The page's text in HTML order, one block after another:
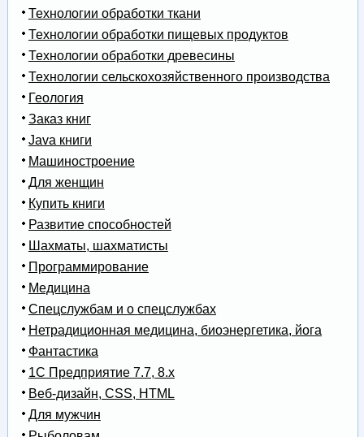
Технологии обработки ткани
Технологии обработки пищевых продуктов
Технологии обработки древесины
Технологии сельскохозяйственного производства
Геология
Заказ книг
Java книги
Машиностроение
Для женщин
Купить книги
Развитие способностей
Шахматы, шахматисты
Программирование
Медицина
Спецслужбам и о спецслужбах
Нетрадиционная медицина, биоэнергетика, йога
Фантастика
1С Предприятие 7.7, 8.x
Веб-дизайн, CSS, HTML
Для мужчин